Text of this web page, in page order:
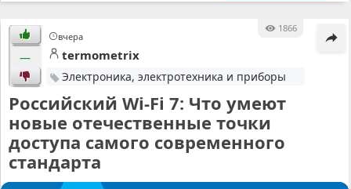
вчера
1866
— termometrix
Электроника, электротехника и приборы
Российский Wi-Fi 7: Что умеют
новые отечественные точки
доступа самого современного
стандарта